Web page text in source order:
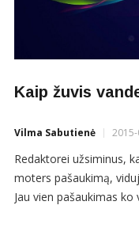
Kaip žuvis
Vilma Sabutienė
Redaktorei užsiminus,
moters pašaukimą,
Jau vien pašaukimas